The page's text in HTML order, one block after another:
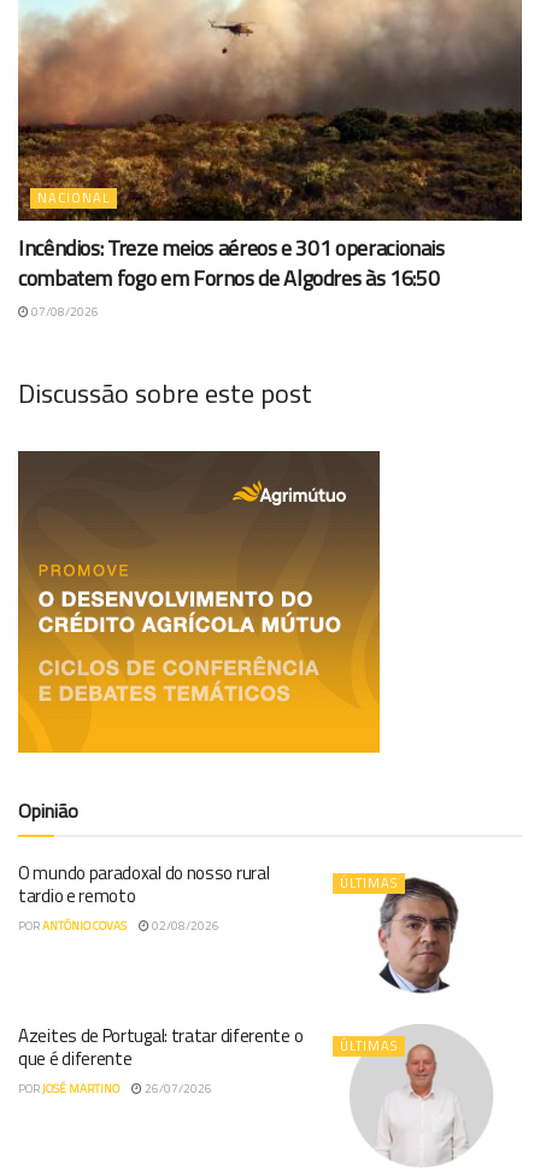
NACIONAL
Incêndios: Treze meios aéreos e 301 operacionais
combatem fogo em Fornos de Algodres às 16:50
07/08/2026
Discussão sobre este post
Opinião
ÚLTIMAS
O mundo paradoxal do nosso rural
tardio e remoto
PORANTÓNIO COVAS 02/08/2026
ÚLTIMAS
Azeites de Portugal: tratar diferente o
que é diferente
PORJOSÉ MARTINO 26/07/2026